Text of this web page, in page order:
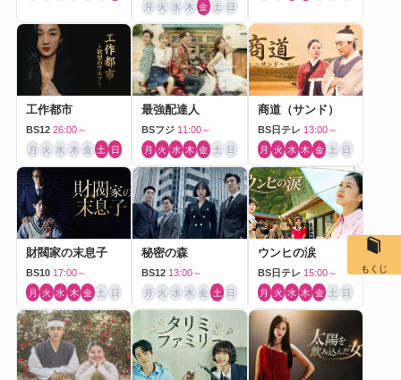
月 火 水 木 金 土 日
工作都市
BS12 26:00～
月 火 水 木 金 土 日
最強配達人
BSフジ 11:00～
月 火 水 木 金 土 日
商道（サンド）
BS日テレ 13:00～
月 火 水 木 金 土 日
財閥家の末息子
BS10 17:00～
月 火 水 木 金 土 日
秘密の森
BS12 13:00～
月 火 水 木 金 土 日
ウンヒの涙
BS日テレ 15:00～
月 火 水 木 金 土 日
もくじ